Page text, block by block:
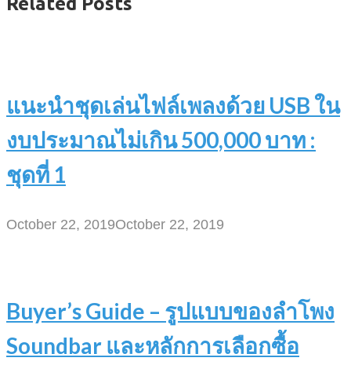
แนะนำชุดเล่นไฟล์เพลงด้วย USB ใน
งบประมาณไม่เกิน 500,000 บาท :
ชุดที่ 1
October 22, 2019October 22, 2019
Buyer’s Guide – รูปแบบของลำโพง
Soundbar และหลักการเลือกซื้อ